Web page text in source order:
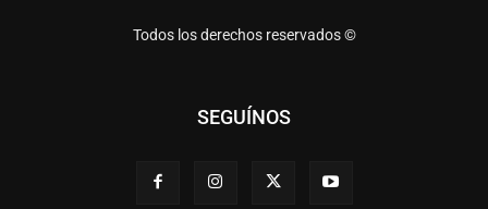
Todos los derechos reservados ©
SEGUÍNOS